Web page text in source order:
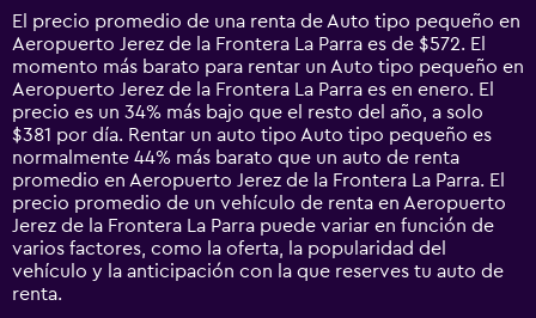
14
categories.
The
chart
has
1
Y
axis
displaying
values.
Range:
0
to
1500.
El precio promedio de una renta de Auto tipo pequeño en
Aeropuerto Jerez de la Frontera La Parra es de $572. El
momento más barato para rentar un Auto tipo pequeño en
Aeropuerto Jerez de la Frontera La Parra es en enero. El
precio es un 34% más bajo que el resto del año, a solo
$381 por día. Rentar un auto tipo Auto tipo pequeño es
normalmente 44% más barato que un auto de renta
promedio en Aeropuerto Jerez de la Frontera La Parra. El
precio promedio de un vehículo de renta en Aeropuerto
Jerez de la Frontera La Parra puede variar en función de
varios factores, como la oferta, la popularidad del
vehículo y la anticipación con la que reserves tu auto de
renta.